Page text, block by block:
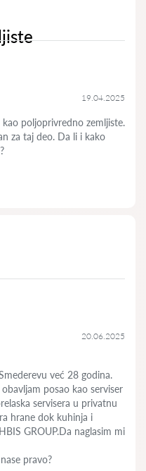
19.04.2025
poljoprivredno zemljiste.
za taj deo. Da li i kako
20.06.2025
već 28 godina.
posao kao serviser
servisera u privatnu
hrane dok kuhinja i
GROUP.Da naglasim mi
pravo?